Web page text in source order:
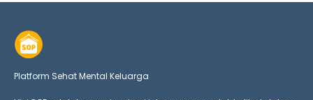
Platform Sehat Mental Keluarga